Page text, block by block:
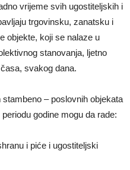
vrijeme svih ugostiteljskih i
trgovinsku, zanatsku i
objekte, koji se nalaze u
stanovanja, ljetno
svakog dana.
– poslovnih objekata
godine mogu da rade:
i piće i ugostiteljski